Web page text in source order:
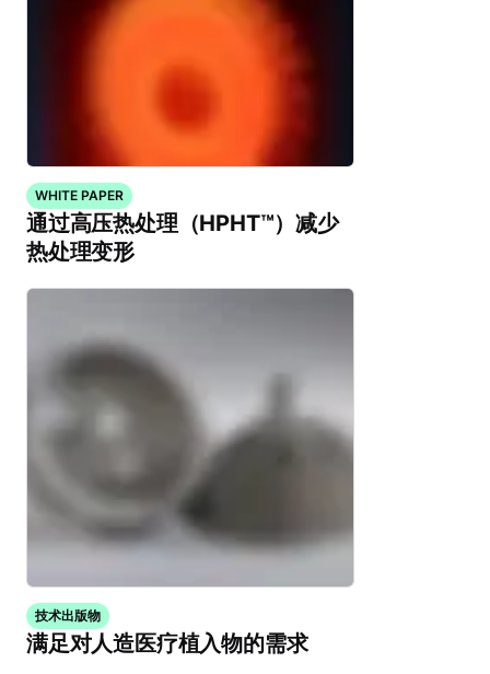
WHITE PAPER
通过高压热处理（HPHT™）减少
热处理变形
技术出版物
满足对人造医疗植入物的需求